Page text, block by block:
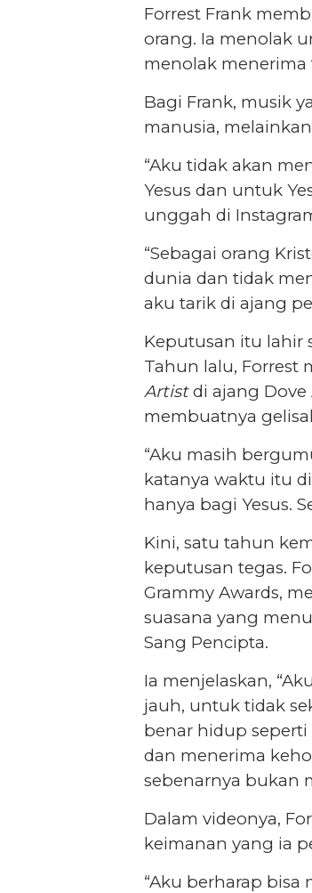
Forrest Frank
orang. Ia menolak
menolak menerima
Bagi Frank, musik
manusia,
“Aku tidak akan
Yesus dan untuk
unggah di
“Sebagai orang
dunia dan tidak
aku tarik di ajang
Keputusan itu lahir
Tahun lalu, Forrest
Artistdi ajang Dove
membuatnya
“Aku masih
katanya waktu itu
hanya bagi Yesus.
Kini, satu tahun
keputusan tegas.
Grammy Awards,
suasana yang
Sang Pencipta.
Ia menjelaskan,
jauh, untuk tidak
benar hidup
dan menerima
sebenarnya bukan
Dalam videonya,
keimanan yang ia
“Aku berharap